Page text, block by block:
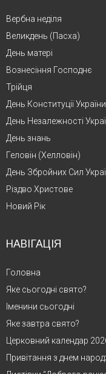
Вербна неділя
Великдень (Пасха)
День матері
Вознесіння Господнє
Трійця
День Конституції України
День Незалежності
День знань
Геловін (Хелловін)
День Збройних Сил
Різдво Христове
Новий Рік
НАВІГАЦІЯ
Головна
Яке сьогодні свято?
Іменини сьогодні
Яке завтра свято?
Церковний календар
Привітання з днем